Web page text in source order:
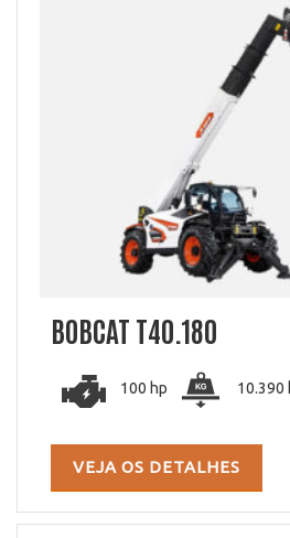
BOBCAT T40.180
100 hp 10.390
VEJA OS DETALHES